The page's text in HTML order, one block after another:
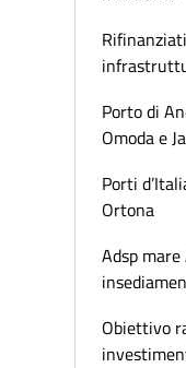
Porto di
Omoda e
Porti
Ortona
Adsp
Obiettivo